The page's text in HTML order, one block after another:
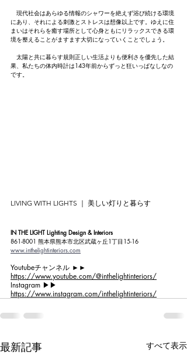
現代社会はあらゆる情報のシャワーを絶えず浴び続ける環境
にあり、それによる刺激とストレスは想像以上です。ゆえに住
まいはそれらを癒す場所として心身ともにリラックスできる環
境を整えることがますます大切になっていくことでしょう。
太陽と共に暮らす規則正しい生活よりも便利さを優先した結
果、私たちの体内時計は143年前からずっと狂いっぱなしなの
です。
LIVING WITH LIGHTS ｜ 美しい灯りと暮らす
IN THE LIGHT Lighting Design & Interiors
861-8001 熊本県熊本市北区武蔵ヶ丘1丁目15-16
www.inthelightinteriors.com
Youtubeチャンネル ►►
https://www.youtube.com/@inthelightinteriors/
Instagram ▶︎▶︎
https://www.instagram.com/inthelightinteriors/
最新記事 すべて表示